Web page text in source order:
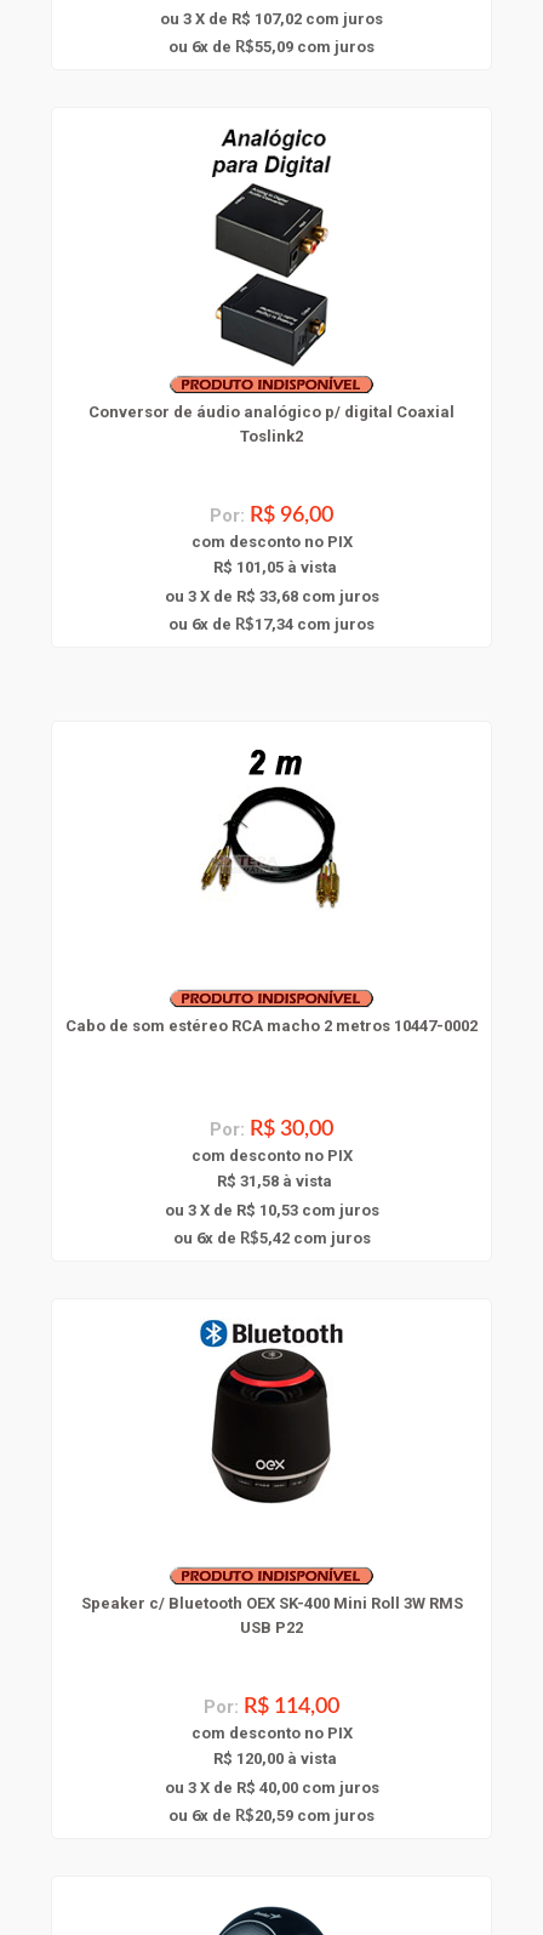
ou 3 X de R$ 107,02 com juros
ou 6x de R$55,09 com juros
Conversor de áudio analógico p/ digital Coaxial
Toslink2
Por: R$ 96,00
com desconto no PIX
R$ 101,05 à vista
ou 3 X de R$ 33,68com juros
ou 6x de R$17,34 com juros
Cabo de som estéreo RCA macho 2 metros 10447-0002
Por: R$ 30,00
com desconto no PIX
R$ 31,58 à vista
ou 3 X de R$ 10,53com juros
ou 6x de R$5,42com juros
Speaker c/ Bluetooth OEX SK-400 Mini Roll 3W RMS
USB P22
Por: R$ 114,00
com desconto no PIX
R$ 120,00 à vista
ou 3 X de R$ 40,00com juros
ou 6x de R$20,59 com juros